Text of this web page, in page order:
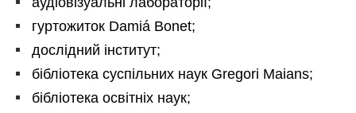
гуртожиток Damiá Bonet;
дослідний інститут;
бібліотека суспільних наук Gregori Maians;
бібліотека освітніх наук;